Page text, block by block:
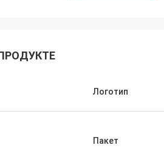
Логотип
Пакет